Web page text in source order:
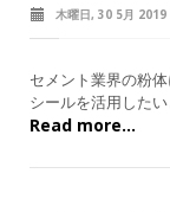
木曜日, 30 5月 2019
セメント業界の粉
シールを活用した
Read more...